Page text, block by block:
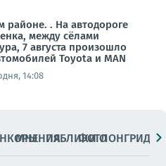
. На автодороге
между сёлами
7 августа произошло
Toyota и MAN
14:08
МНЕНИЯПАБЛИКИ
ФОТОЛОНГРИДЫ